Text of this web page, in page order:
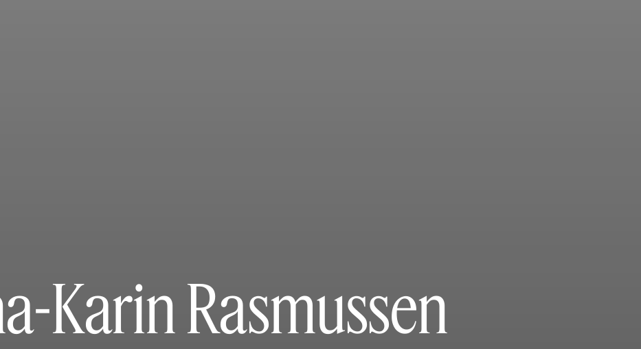
Karin Rasmussen